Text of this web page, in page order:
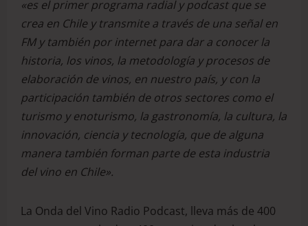
«es el primer programa radial y podcast que se
crea en Chile y transmite a través de una señal en
FM y también por internet para dar a conocer la
historia, los vinos, la metodología y procesos de
elaboración de vinos, en nuestro país, y con la
participación también de otros sectores como el
turismo y enoturismo, la gastronomía, la cultura, la
innovación, ciencia y tecnología, que de alguna
manera también forman parte de esta industria
del vino en Chile».
La Onda del Vino Radio Podcast, lleva más de 400